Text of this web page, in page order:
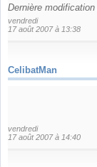
Dernière
vendredi
17 août 2007 à 13:38
CelibatMan
vendredi
17 août 2007 à 14:40